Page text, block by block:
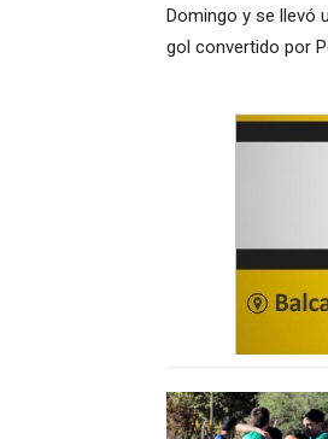
Domingo y se llevó
gol convertido por